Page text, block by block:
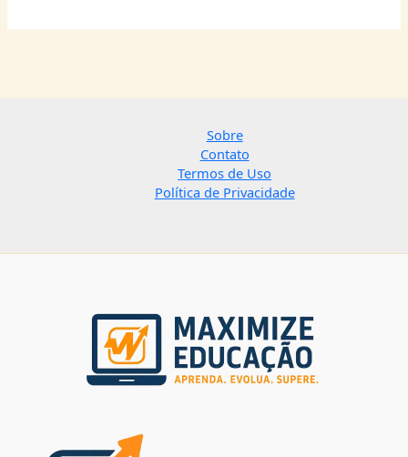
Sobre
Contato
Termos de Uso
Política de Privacidade